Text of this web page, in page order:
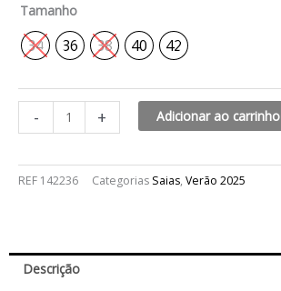
Tamanho
34 36 38 40 42
- + Adicionar ao carrinho
REF 142236 Categorias Saias, Verão 2025
Descrição